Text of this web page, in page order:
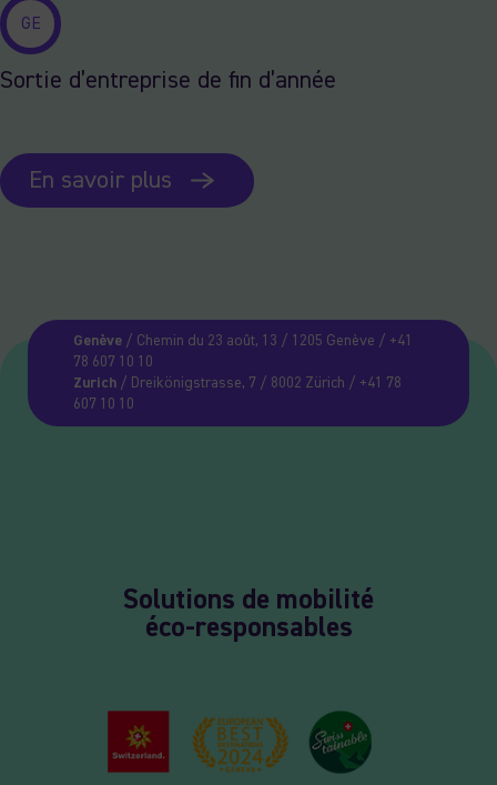
GE
Sortie d’entreprise de fin d’année
En savoir plus
Genève/ Chemin du 23 août, 13 / 1205 Genève / +41
78 607 10 10
Zurich/ Dreikönigstrasse, 7 / 8002 Zürich / +41 78
607 10 10
Solutions de mobilité
éco-responsables